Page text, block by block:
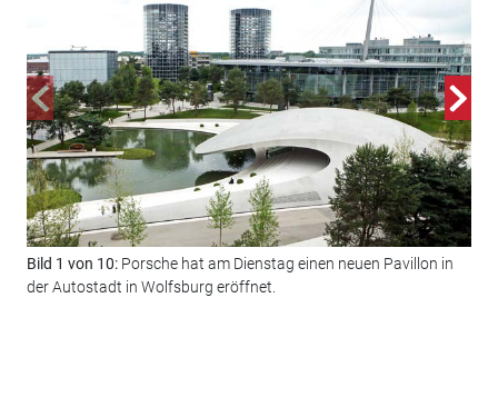
Bild 1 von 10: Porsche hat am Dienstag einen neuen Pavillon in
der Autostadt in Wolfsburg eröffnet.